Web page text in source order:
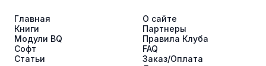
Главная
Книги
Модули BQ
Софт
Статьи
О сайте
Партнеры
Правила Клуба
FAQ
Заказ/Оплата